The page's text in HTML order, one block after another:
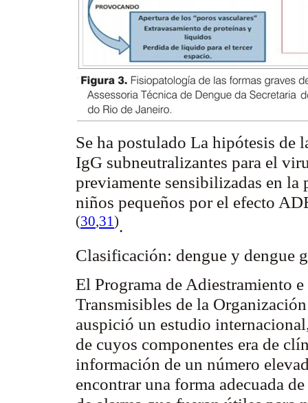
Se ha postulado La hipótesis de
IgG subneutralizantes para el
previamente sensibilizadas en la
niños pequeños por el efecto
(30,31).
Clasificación: dengue y dengue
El Programa de Adiestramiento
Transmisibles de la
auspició un estudio
de cuyos componentes era de
información de un número
encontrar una forma adecuada